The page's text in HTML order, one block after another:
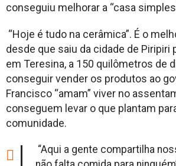
conseguiu melhorar a “casa
“Hoje é tudo na cerâmica”. É o
desde que saiu da cidade de Piripiri
em Teresina, a 150 quilômetros de
conseguir vender os produtos ao
Francisco “amam” viver no
conseguem levar o que plantam
comunidade.
“Aqui a gente compartilha